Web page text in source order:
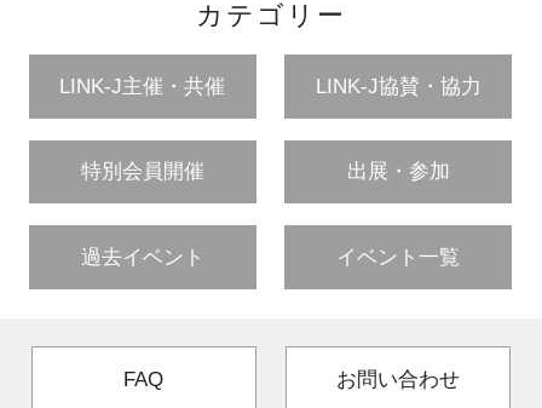
カテゴリー
LINK-J主催・共催 LINK-J協賛・協力
特別会員開催 出展・参加
過去イベント イベント一覧
FAQ お問い合わせ